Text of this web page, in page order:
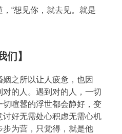
“想见你，就去见。就是
们】
之所以让人疲惫，也因
的人。遇到对的人，一切
喧嚣的浮世都会静好，变
好无需处心积虑无需心机
为营，只觉得，就是他